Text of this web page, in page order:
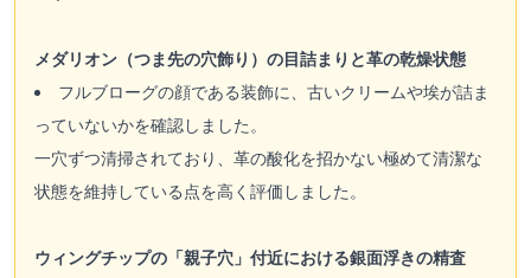
メダリオン（つま先の穴飾り）の目詰まりと革の乾燥状態
フルブローグの顔である装飾に、古いクリームや埃が詰ま
っていないかを確認しました。
一穴ずつ清掃されており、革の酸化を招かない極めて清潔な
状態を維持している点を高く評価しました。
ウィングチップの「親子穴」付近における銀面浮きの精査